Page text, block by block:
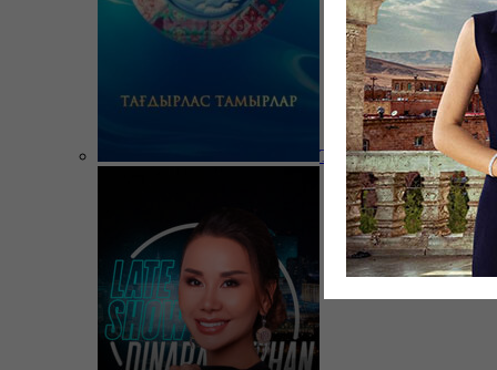
Тағдырлас тамырлар